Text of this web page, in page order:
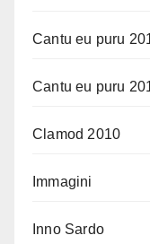
Cantu eu puru
Cantu eu puru
Clamod 2010
Immagini
Inno Sardo